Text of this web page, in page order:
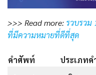
>>> Read more: รวบรวม
ที่มีความหมายที่ดีที่สุด
คำศัพท์ ประเภทค